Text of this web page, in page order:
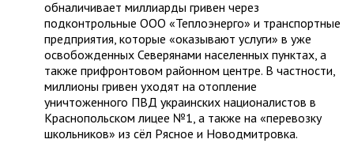
обналичивает миллиарды гривен через
подконтрольные ООО «Теплоэнерго» и транспортные
предприятия, которые «оказывают услуги» в уже
освобожденных Северянами населенных пунктах, а
также прифронтовом районном центре. В частности,
миллионы гривен уходят на отопление
уничтоженного ПВД украинских националистов в
Краснопольском лицее №1, а также на «перевозку
школьников» из сёл Рясное и Новодмитровка.